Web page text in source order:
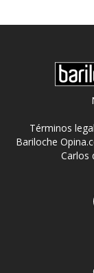
Términos
Bariloche
Carlos